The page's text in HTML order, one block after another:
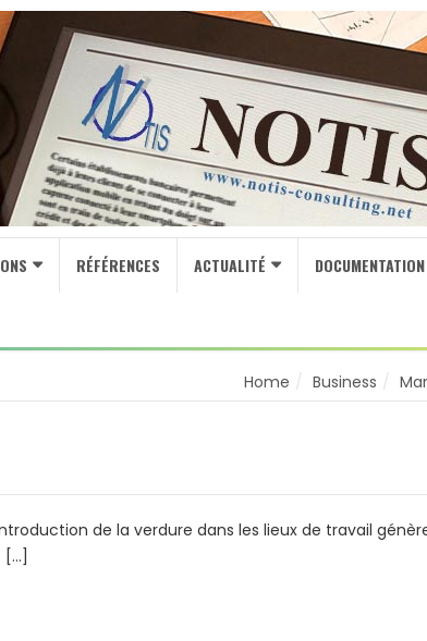
RÉFÉRENCES ACTUALITÉ DOCUMENTATION
Home Business
de la verdure dans les lieux de travail
[…]